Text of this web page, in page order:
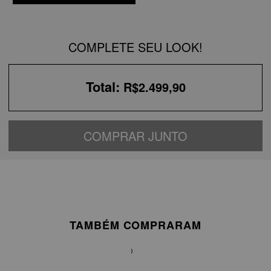
COMPLETE SEU LOOK!
Total: R$2.499,90
COMPRAR JUNTO
TAMBÉM COMPRARAM